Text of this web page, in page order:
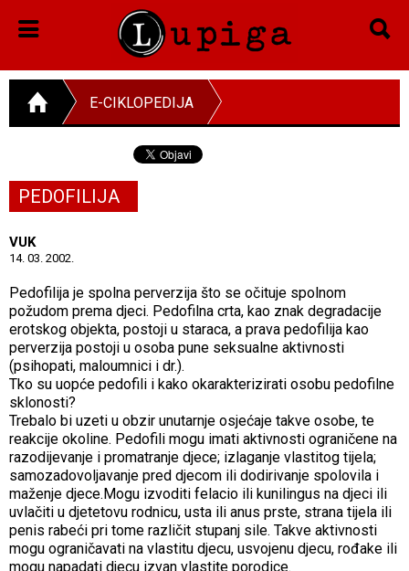
E-CIKLOPEDIJA
PEDOFILIJA
VUK
14. 03. 2002.
Pedofilija je spolna perverzija što se očituje spolnom
požudom prema djeci. Pedofilna crta, kao znak degradacije
erotskog objekta, postoji u staraca, a prava pedofilija kao
perverzija postoji u osoba pune seksualne aktivnosti
(psihopati, maloumnici i dr.).
Tko su uopće pedofili i kako okarakterizirati osobu pedofilne
sklonosti?
Trebalo bi uzeti u obzir unutarnje osjećaje takve osobe, te
reakcije okoline. Pedofili mogu imati aktivnosti ograničene na
razodijevanje i promatranje djece; izlaganje vlastitog tijela;
samozadovoljavanje pred djecom ili dodirivanje spolovila i
maženje djece.Mogu izvoditi felacio ili kunilingus na djeci ili
uvlačiti u djetetovu rodnicu, usta ili anus prste, strana tijela ili
penis rabeći pri tome različit stupanj sile. Takve aktivnosti
mogu ograničavati na vlastitu djecu, usvojenu djecu, rođake ili
mogu napadati djecu izvan vlastite porodice.